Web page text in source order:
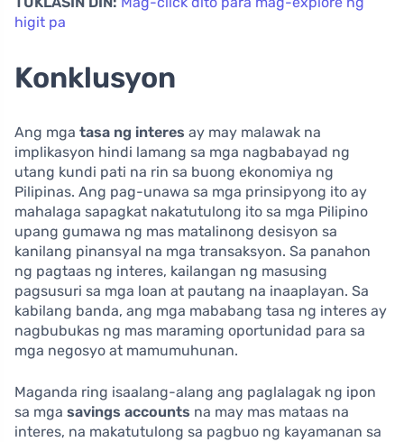
higit pa
Konklusyon
Ang mga tasa ng interes ay may malawak na
implikasyon hindi lamang sa mga nagbabayad ng
utang kundi pati na rin sa buong ekonomiya ng
Pilipinas. Ang pag-unawa sa mga prinsipyong ito ay
mahalaga sapagkat nakatutulong ito sa mga Pilipino
upang gumawa ng mas matalinong desisyon sa
kanilang pinansyal na mga transaksyon. Sa panahon
ng pagtaas ng interes, kailangan ng masusing
pagsusuri sa mga loan at pautang na inaaplayan. Sa
kabilang banda, ang mga mababang tasa ng interes ay
nagbubukas ng mas maraming oportunidad para sa
mga negosyo at mamumuhunan.
Maganda ring isaalang-alang ang paglalagak ng ipon
sa mga savings accounts na may mas mataas na
interes, na makatutulong sa pagbuo ng kayamanan sa